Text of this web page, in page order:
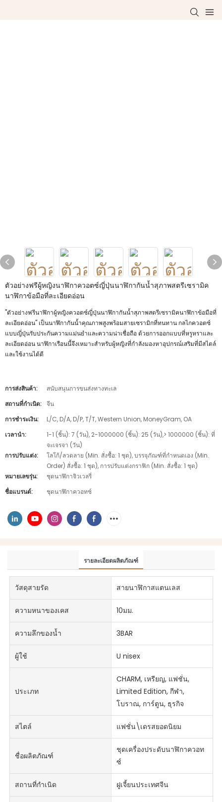
ตัวอย่างฟรีผู้หญิงนาฬิกาควอตซ์ญี่ปุ่นนาฬิกากันน้ำสุภาพสตรีเซรามิค
นาฬิกาข้อมือที่ละเอียดอ่อน
"ตัวอย่างฟรีนาฬิกาผู้หญิงควอตซ์ญี่ปุ่นนาฬิกากันน้ำสุภาพสตรีเซรามิคนาฬิกาข้อมือที่
ละเอียดอ่อน" เป็นนาฬิกากันน้ำคุณภาพสูงพร้อมสายเซรามิกที่ทนทาน กลไกควอตซ์
แบบญี่ปุ่นรับประกันความแม่นยำและความน่าเชื่อถือ ด้วยการออกแบบที่หรูหราและ
ละเอียดอ่อน นาฬิกาเรือนนี้จึงเหมาะสำหรับผู้หญิงที่กำลังมองหาอุปกรณ์เสริมที่มีสไตล์
และใช้งานได้ดี
การส่งสินค้า:
สนับสนุนการขนส่งทางทะเล
สถานที่กำเนิด: จีน
การชำระเงิน:
L/C, D/A, D/P, T/T, Western Union, MoneyGram, OA
เวลานำ:
1-1 (ชิ้น): 7 (วัน), 2-1000000 (ชิ้น): 25 (วัน),> 1000000 (ชิ้น): ที่
จะเจรจา (วัน)
การปรับแต่ง:
โลโก้/ลวดลาย (Min. สั่งซื้อ: 1 ชุด), บรรจุภัณฑ์ที่กำหนดเอง (Min.
Order) สั่งซื้อ: 1 ชุด), การปรับแต่งกราฟิก (Min. สั่งซื้อ: 1 ชุด)
หมายเลขรุ่น:
ชุดนาฬิกาจิวเวลรี่
ชื่อแบรนด์:
ชุดนาฬิกาควอทซ์
รายละเอียดผลิตภัณฑ์
วัสดุสายรัด สายนาฬิกาสแตนเลส
ความหนาของเคส 10มม.
ความลึกของน้ำ 3BAR
ผู้ใช้ U nisex
ประเภท
CHARM, เหรียญ, แฟชั่น,
Limited Edition, กีฬา,
โบราณ, การ์ตูน, ธุรกิจ
สไตล์ แฟชั่น\เดรสยอดนิยม
ชื่อผลิตภัณฑ์
ชุดเครื่องประดับนาฬิกาควอท
ซ์
สถานที่กำเนิด ฝูเจี้ยนประเทศจีน